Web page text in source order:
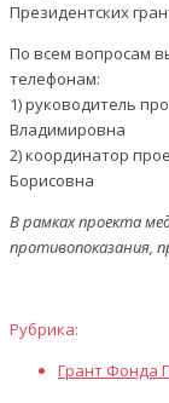
Президентских
По всем вопросам
телефонам:
1) руководитель
Владимировна
2) координатор
Борисовна
В рамках проекта
противопоказания,
Рубрика:
Грант Фонда